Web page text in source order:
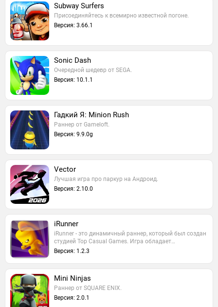
Subway Surfers
Присоединяйтесь к всемирно известной погоне.
Версия: 3.66.1
Sonic Dash
Очередной шедевр от SEGA.
Версия: 10.1.1
Гадкий Я: Minion Rush
Раннер от Gameloft.
Версия: 9.9.0g
Vector
Лучшая игра про паркур на Андроид.
Версия: 2.10.0
iRunner
iRunner - это динамичный раннер, который был создан
студией Top Casual Games. Игра обладает…
Версия: 1.2.3
Mini Ninjas
Раннер от SQUARE ENIX.
Версия: 2.0.1